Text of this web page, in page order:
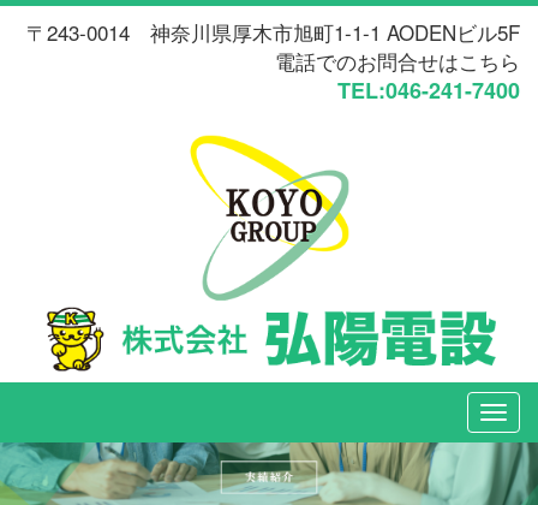
〒243-0014 神奈川県厚木市旭町1-1-1 AODENビル5F
電話でのお問合せはこちら
TEL:046-241-7400